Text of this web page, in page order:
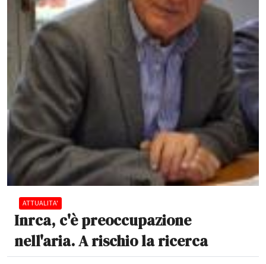
ATTUALITA'
Inrca, c'è preoccupazione
nell'aria. A rischio la ricerca